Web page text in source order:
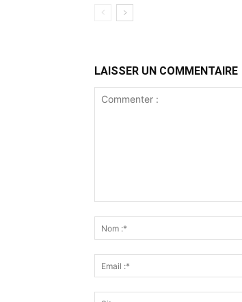
LAISSER UN COMMENTAIRE